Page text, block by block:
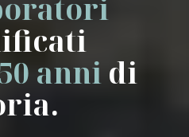
anni di